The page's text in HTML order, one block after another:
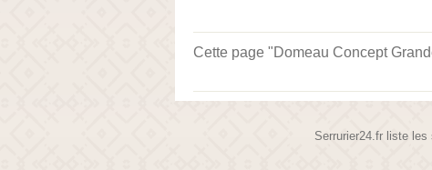
Cette page "Domeau Concept
Serrurier24.fr liste les